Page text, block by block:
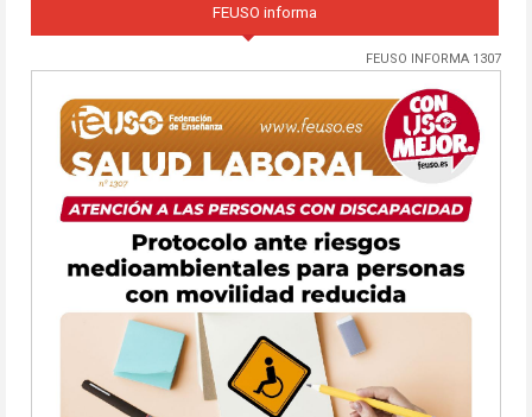
FEUSO informa
FEUSO INFORMA 1307